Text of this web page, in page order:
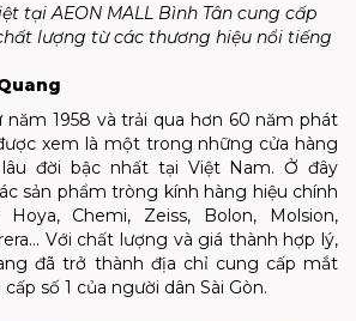
tại AEON MALL Bình Tân cung cấp
lượng từ các thương hiệu nổi tiếng
1958 và trải qua hơn 60 năm phát
xem là một trong những cửa hàng
đời bậc nhất tại Việt Nam. Ở đây
sản phẩm tròng kính hàng hiệu chính
Chemi, Zeiss, Bolon, Molsion,
Với chất lượng và giá thành hợp lý,
đã trở thành địa chỉ cung cấp mắt
số 1 của người dân Sài Gòn.